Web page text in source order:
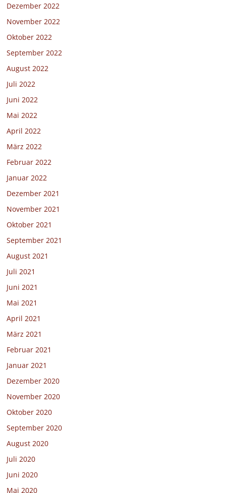
Dezember 2022
November 2022
Oktober 2022
September 2022
August 2022
Juli 2022
Juni 2022
Mai 2022
April 2022
März 2022
Februar 2022
Januar 2022
Dezember 2021
November 2021
Oktober 2021
September 2021
August 2021
Juli 2021
Juni 2021
Mai 2021
April 2021
März 2021
Februar 2021
Januar 2021
Dezember 2020
November 2020
Oktober 2020
September 2020
August 2020
Juli 2020
Juni 2020
Mai 2020